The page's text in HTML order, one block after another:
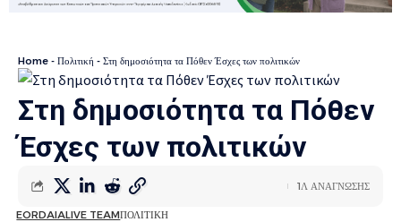
Home - Πολιτική - Στη δημοσιότητα τα Πόθεν Έσχες των πολιτικών
Στη δημοσιότητα τα Πόθεν
Έσχες των πολιτικών
EORDAIALIVE TEAMΠΟΛΙΤΙΚΗ
1Λ ΑΝΑΓΝΩΣΗΣ